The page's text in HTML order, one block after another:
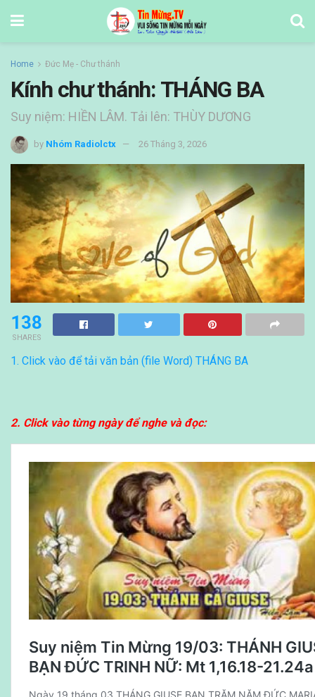
Home Đức Mẹ - Chư thánh
Kính chư thánh: THÁNG BA
Suy niệm: HIỀN LÂM. Tải lên: THÙY DƯƠNG
by Nhóm Radiolctx 26 Tháng 3, 2026
138
SHARES
1. Click vào để tải văn bản (file Word) THÁNG BA
2. Click vào từng ngày để nghe và đọc: